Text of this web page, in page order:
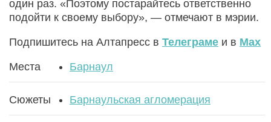
один раз. «Поэтому постарайтесь ответственно
подойти к своему выбору», — отмечают в мэрии.
Подпишитесь на Алтапресс в Телеграме и в Max
Места Барнаул
Сюжеты Барнаульская агломерация